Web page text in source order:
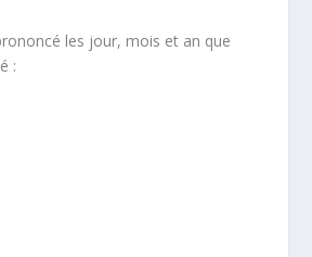
les jour, mois et an que
: